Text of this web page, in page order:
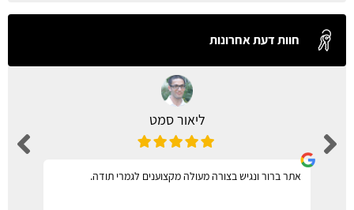
חוות דעת אחרונות
ליאור סמט
אתר ברור ונגיש בצורה מעולה מקצוענים לגמרי תודה.